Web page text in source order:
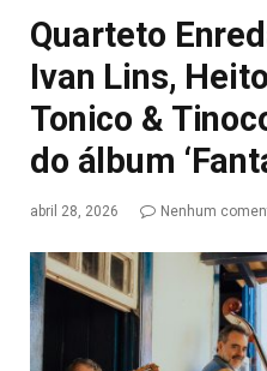
Quarteto
Ivan Lins,
Tonico &
do álbum
abril 28, 2026 Nenhum